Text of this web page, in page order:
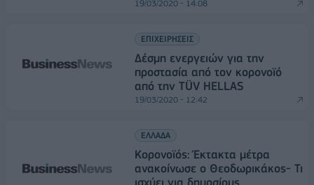
19/03/2020 - 14:08
ΕΠΙΧΕΙΡΗΣΕΙΣ
Δέσμη ενεργειών για την
προστασία από τον κορονοϊό
από την TÜV HELLAS
19/03/2020 - 12:42
ΕΛΛΑΔΑ
Κορονοϊός: Έκτακτα μέτρα
ανακοίνωσε ο Θεοδωρικάκος- Τι
ισχύει για δημοσίους